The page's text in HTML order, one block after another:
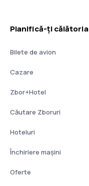
Planifică-ți călătoria
Bilete de avion
Cazare
Zbor+Hotel
Căutare Zboruri
Hoteluri
Închiriere mașini
Oferte